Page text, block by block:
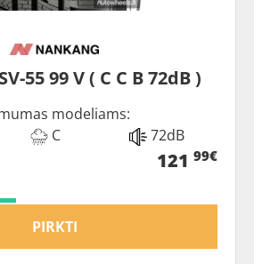
55 99 V ( C C B 72dB )
modeliams:
C 72dB
121 99€
PIRKTI